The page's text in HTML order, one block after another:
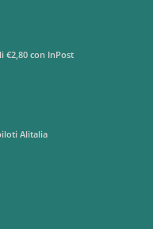
€2,80 con InPost
Alitalia